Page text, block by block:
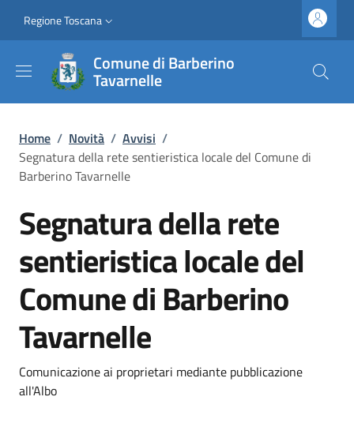
Slim top
Regione Toscana
Comune di Barberino
Tavarnelle
Briciole di pane
Home / Novità / Avvisi /
Segnatura della rete sentieristica locale del Comune di
Barberino Tavarnelle
Segnatura della rete
sentieristica locale del
Comune di Barberino
Tavarnelle
Dettagli
Descrizione breve
Comunicazione ai proprietari mediante pubblicazione
all'Albo